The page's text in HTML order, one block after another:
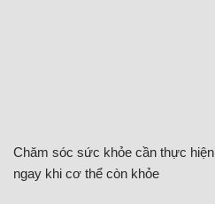
Chăm sóc sức khỏe cần thực hiện
ngay khi cơ thể còn khỏe